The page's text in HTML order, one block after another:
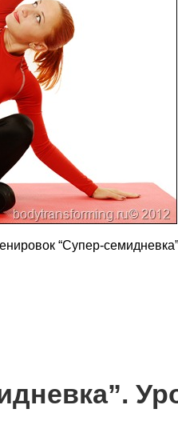
“Супер-